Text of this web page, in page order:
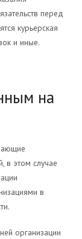
перед
курьерская
и иные.
на
в этом случае
в
организации